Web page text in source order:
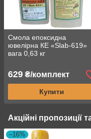
Смола епоксидна
ювелірна КЕ «Slab-619»
вага 0,63 кг
629 ₴/комплект
Купити
Акційні пропозиції
–16%